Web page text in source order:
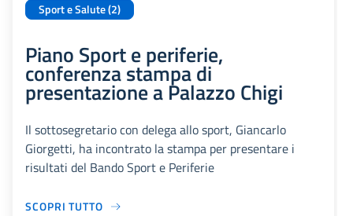
Sport e Salute (2)
Piano Sport e periferie,
conferenza stampa di
presentazione a Palazzo Chigi
Il sottosegretario con delega allo sport, Giancarlo
Giorgetti, ha incontrato la stampa per presentare i
risultati del Bando Sport e Periferie
SCOPRI TUTTO